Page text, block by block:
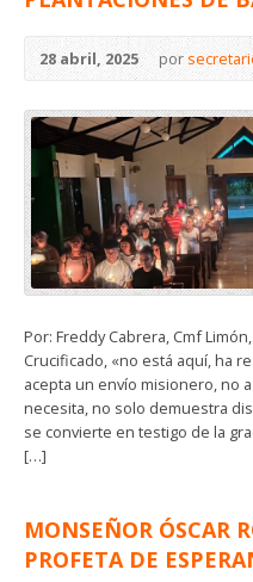
28 abril, 2025 por
Por: Freddy Cabrera, Cmf
Crucificado, «no está aquí, ha
acepta un envío misionero, no
necesita, no solo demuestra
se convierte en testigo de la
[…]
MONSEÑOR ÓSCAR
PROFETA DE